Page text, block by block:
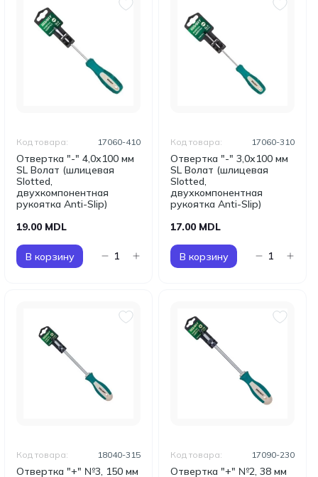
Отвертка "-" 4,0х100 мм
SL Волат (шлицевая
Slotted,
двухкомпонентная
рукоятка Anti-Slip)
Код товара: 17060-410
19.00 MDL
В корзину
Отвертка "-" 3,0х100 мм
SL Волат (шлицевая
Slotted,
двухкомпонентная
рукоятка Anti-Slip)
Код товара: 17060-310
17.00 MDL
В корзину
Отвертка "+" №3, 150 мм
Код товара: 18040-315
Отвертка "+" №2, 38 мм
Код товара: 17090-230